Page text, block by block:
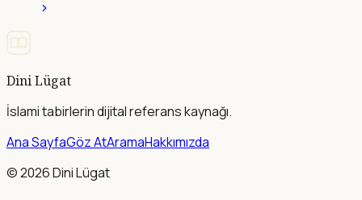
Dini Lügat
İslami tabirlerin dijital referans kaynağı.
Ana SayfaGöz AtAramaHakkımızda
©2026Dini Lügat